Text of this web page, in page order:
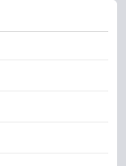
示人的素描本，踏入了
定国台”唯一创办的院
里毕业，半只脚已踏入
在最年轻的年纪，完成
净脸庞、会在深夜和
见了谢之洲——那个永
群散去后，冷静低沉